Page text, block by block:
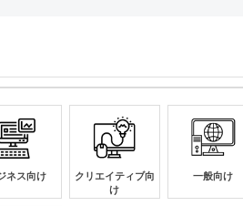
ネス向け
クリエイティブ向
け
一般向け